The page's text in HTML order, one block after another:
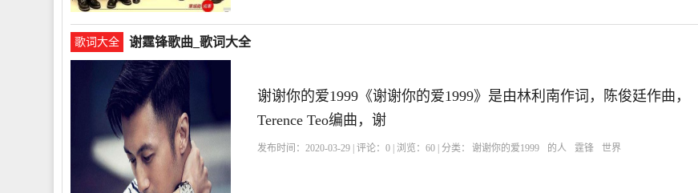
歌词大全 谢霆锋歌曲_歌词大全
谢谢你的爱1999《谢谢你的爱1999》是由林利南作词，陈俊廷作曲，
Terence Teo编曲，谢
发布时间：2020-03-29 | 评论：0 | 浏览：60 | 分类： 谢谢你的爱1999 的人 霆锋 世界